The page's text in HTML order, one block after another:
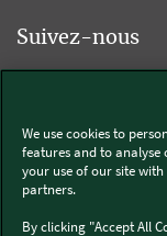
Suivez-nous
Thermomix®
We use cookies to
features and to
your use of our site
partners.
By clicking "Accept All